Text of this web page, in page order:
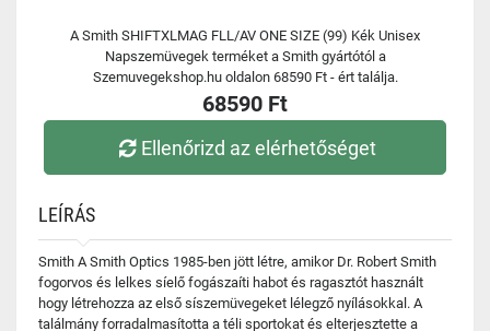
A Smith SHIFTXLMAG FLL/AV ONE SIZE (99) Kék Unisex
Napszemüvegek terméket a Smith gyártótól a
Szemuvegekshop.hu oldalon 68590 Ft - ért találja.
68590 Ft
Ellenőrizd az elérhetőséget
LEÍRÁS
Smith A Smith Optics 1985-ben jött létre, amikor Dr. Robert Smith
fogorvos és lelkes síelő fogászaíti habot és ragasztót használt
hogy létrehozza az első síszemüvegeket lélegző nyílásokkal. A
találmány forradalmasította a téli sportokat és elterjesztette a